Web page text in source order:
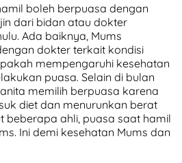
boleh berpuasa dengan
dari bidan atau dokter
Ada baiknya, Mums
dokter terkait kondisi
mempengaruhi kesehatan
puasa. Selain di bulan
memilih berpuasa karena
diet dan menurunkan berat
beberapa ahli, puasa saat hamil
Ini demi kesehatan Mums dan